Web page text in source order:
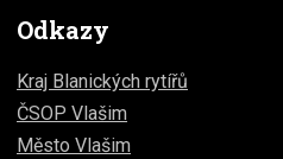
Odkazy
Kraj Blanických rytířů
ČSOP Vlašim
Město Vlašim